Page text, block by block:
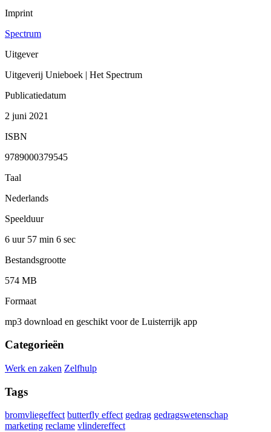
Imprint
Spectrum
Uitgever
Uitgeverij Unieboek | Het Spectrum
Publicatiedatum
2 juni 2021
ISBN
9789000379545
Taal
Nederlands
Speelduur
6 uur 57 min 6 sec
Bestandsgrootte
574 MB
Formaat
mp3 download en geschikt voor de Luisterrijk app
Categorieën
Werk en zaken Zelfhulp
Tags
bromvliegeffect butterfly effect gedrag gedragswetenschap
marketing reclame vlindereffect